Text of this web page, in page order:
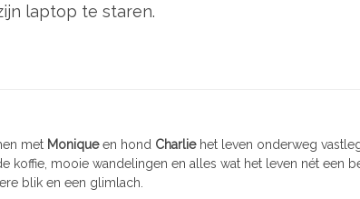
laptop te staren.
met Moniqueen hond Charliehet leven onderweg
koffie, mooie wandelingen en alles wat het leven nét een
blik en een glimlach.